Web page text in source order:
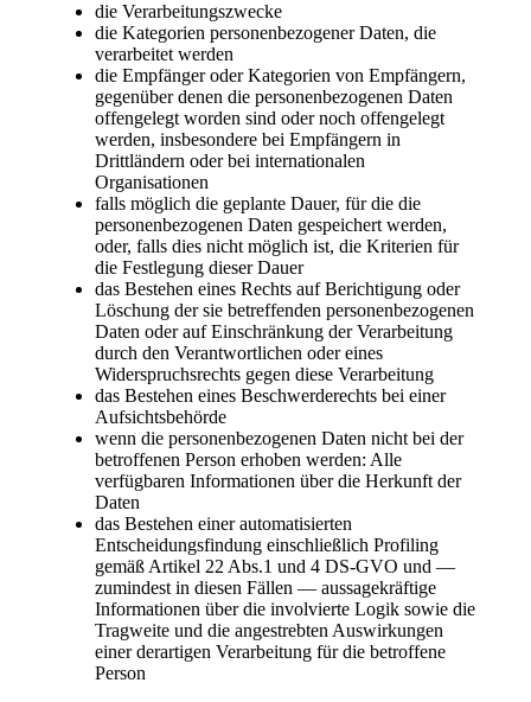
die Verarbeitungszwecke
die Kategorien personenbezogener Daten, die
verarbeitet werden
die Empfänger oder Kategorien von Empfängern,
gegenüber denen die personenbezogenen Daten
offengelegt worden sind oder noch offengelegt
werden, insbesondere bei Empfängern in
Drittländern oder bei internationalen
Organisationen
falls möglich die geplante Dauer, für die die
personenbezogenen Daten gespeichert werden,
oder, falls dies nicht möglich ist, die Kriterien für
die Festlegung dieser Dauer
das Bestehen eines Rechts auf Berichtigung oder
Löschung der sie betreffenden personenbezogenen
Daten oder auf Einschränkung der Verarbeitung
durch den Verantwortlichen oder eines
Widerspruchsrechts gegen diese Verarbeitung
das Bestehen eines Beschwerderechts bei einer
Aufsichtsbehörde
wenn die personenbezogenen Daten nicht bei der
betroffenen Person erhoben werden: Alle
verfügbaren Informationen über die Herkunft der
Daten
das Bestehen einer automatisierten
Entscheidungsfindung einschließlich Profiling
gemäß Artikel 22 Abs.1 und 4 DS-GVO und —
zumindest in diesen Fällen — aussagekräftige
Informationen über die involvierte Logik sowie die
Tragweite und die angestrebten Auswirkungen
einer derartigen Verarbeitung für die betroffene
Person